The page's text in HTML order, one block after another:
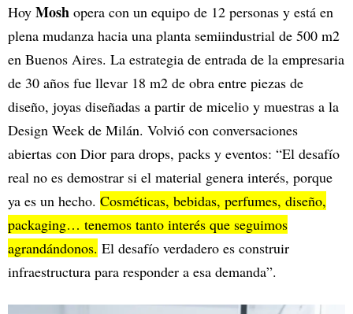
Hoy Mosh opera con un equipo de 12 personas y está en
plena mudanza hacia una planta semiindustrial de 500 m2
en Buenos Aires. La estrategia de entrada de la empresaria
de 30 años fue llevar 18 m2 de obra entre piezas de
diseño, joyas diseñadas a partir de micelio y muestras a la
Design Week de Milán. Volvió con conversaciones
abiertas con Dior para drops, packs y eventos: “El desafío
real no es demostrar si el material genera interés, porque
ya es un hecho. Cosméticas, bebidas, perfumes, diseño,
packaging… tenemos tanto interés que seguimos
agrandándonos. El desafío verdadero es construir
infraestructura para responder a esa demanda”.